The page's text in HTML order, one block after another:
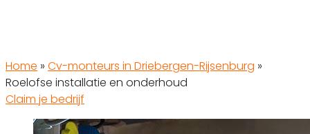
Home » Cv-monteurs in Driebergen-Rijsenburg »
Roelofse installatie en onderhoud
Claim je bedrijf